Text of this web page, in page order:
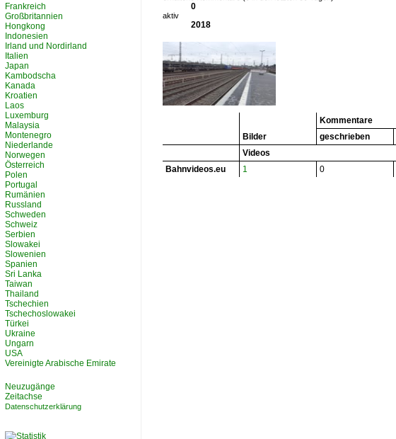
0
aktiv
2018
Bilder
Kommentare
geschrieben
Videos
Bahnvideos.eu
1 0
Frankreich
Großbritannien
Hongkong
Indonesien
Irland und Nordirland
Italien
Japan
Kambodscha
Kanada
Kroatien
Laos
Luxemburg
Malaysia
Montenegro
Niederlande
Norwegen
Österreich
Polen
Portugal
Rumänien
Russland
Schweden
Schweiz
Serbien
Slowakei
Slowenien
Spanien
Sri Lanka
Taiwan
Thailand
Tschechien
Tschechoslowakei
Türkei
Ukraine
Ungarn
USA
Vereinigte Arabische Emirate
Neuzugänge
Zeitachse
Datenschutzerklärung